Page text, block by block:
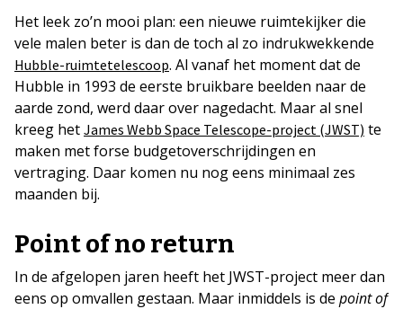
Het leek zo’n mooi plan: een nieuwe ruimtekijker die
vele malen beter is dan de toch al zo indrukwekkende
Hubble-ruimtetelescoop. Al vanaf het moment dat de
Hubble in 1993 de eerste bruikbare beelden naar de
aarde zond, werd daar over nagedacht. Maar al snel
kreeg het James Webb Space Telescope-project (JWST) te
maken met forse budgetoverschrijdingen en
vertraging. Daar komen nu nog eens minimaal zes
maanden bij.
Point of no return
In de afgelopen jaren heeft het JWST-project meer dan
eens op omvallen gestaan. Maar inmiddels is de point of